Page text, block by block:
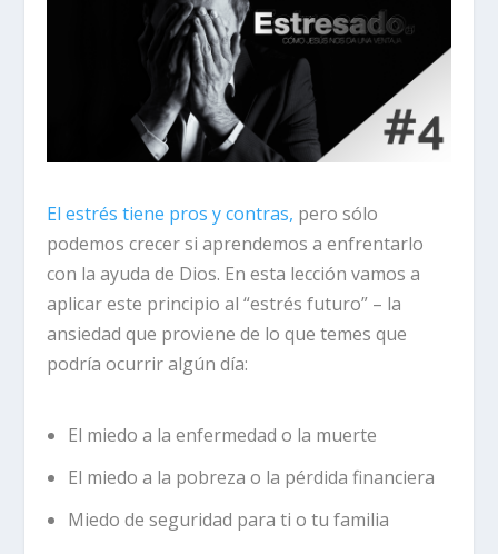
El estrés tiene pros y contras, pero sólo
podemos crecer si aprendemos a enfrentarlo
con la ayuda de Dios. En esta lección vamos a
aplicar este principio al “estrés futuro” – la
ansiedad que proviene de lo que temes que
podría ocurrir algún día:
El miedo a la enfermedad o la muerte
El miedo a la pobreza o la pérdida financiera
Miedo de seguridad para ti o tu familia